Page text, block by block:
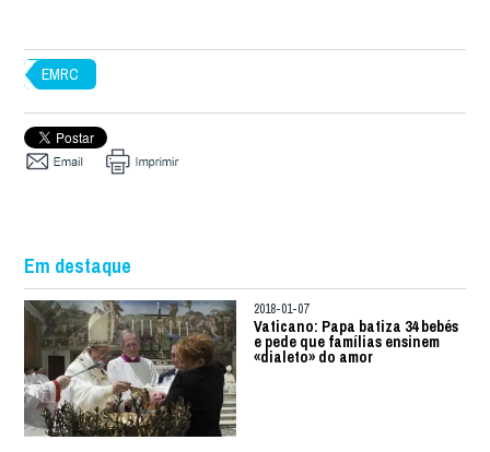
EMRC
Em destaque
2018-01-07
Vaticano: Papa batiza 34 bebés
e pede que famílias ensinem
«dialeto» do amor